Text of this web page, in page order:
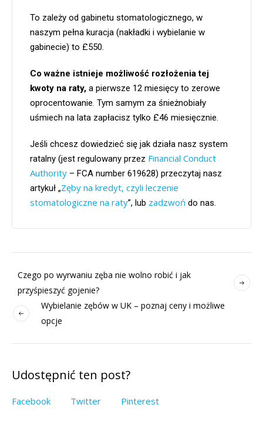
To zależy od gabinetu stomatologicznego, w
naszym pełna kuracja (nakładki i wybielanie w
gabinecie) to £550.
Co ważne istnieje możliwość rozłożenia tej
kwoty na raty, a pierwsze 12 miesięcy to zerowe
oprocentowanie. Tym samym za śnieżnobiały
uśmiech na lata zapłacisz tylko £46 miesięcznie.
Jeśli chcesz dowiedzieć się jak działa nasz system
ratalny (jest regulowany przez Financial Conduct
Authority – FCA number 619628) przeczytaj nasz
artykuł „Zęby na kredyt, czyli leczenie
stomatologiczne na raty”, lub zadzwoń do nas.
Czego po wyrwaniu zęba nie wolno robić i jak
przyśpieszyć gojenie?
Wybielanie zębów w UK – poznaj ceny i możliwe
opcje
Udostępnić ten post?
Facebook Twitter Pinterest